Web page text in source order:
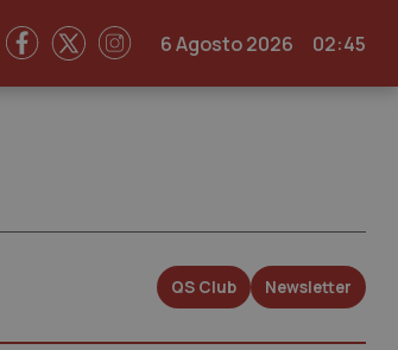
6 Agosto 2026 02:45
QS Club Newsletter